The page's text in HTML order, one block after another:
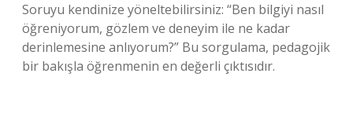
Soruyu kendinize yöneltebilirsiniz: “Ben bilgiyi nasıl
öğreniyorum, gözlem ve deneyim ile ne kadar
derinlemesine anlıyorum?” Bu sorgulama, pedagojik
bir bakışla öğrenmenin en değerli çıktısıdır.